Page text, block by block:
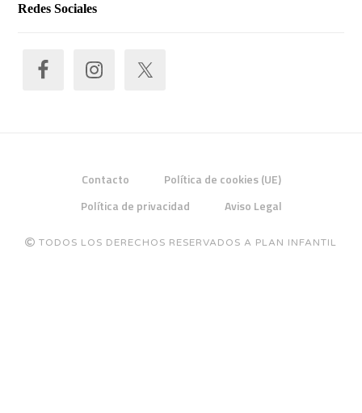
Redes Sociales
Contacto
Política de cookies (UE)
Política de privacidad
Aviso Legal
TODOS LOS DERECHOS RESERVADOS A PLAN INFANTIL